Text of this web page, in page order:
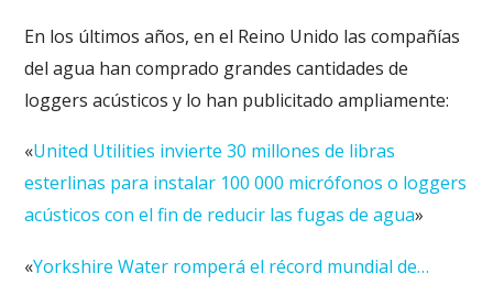
En los últimos años, en el Reino Unido las compañías
del agua han comprado grandes cantidades de
loggers acústicos y lo han publicitado ampliamente:
«United Utilities invierte 30 millones de libras
esterlinas para instalar 100 000 micrófonos o loggers
acústicos con el fin de reducir las fugas de agua»
«Yorkshire Water romperá el récord mundial de…